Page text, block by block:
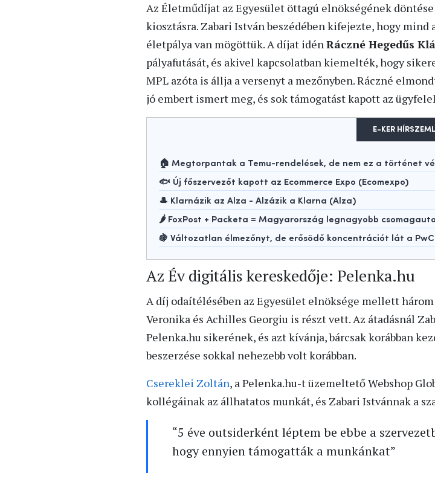
Az Életműdíjat az Egyesület öttagú elnökségének
kiosztásra. Zabari István beszédében kifejezte, hogy
életpálya van mögöttük. A díjat idénRáczné Hegedűs
pályafutását, és akivel kapcsolatban kiemelték, hogy
MPL azóta is állja a versenyt a mezőnyben. Ráczné
jó embert ismert meg, és sok támogatást kapott az
E-KER
🏠 Megtorpantak a Temu-rendelések, de nem ez a történet
🐟 Új főszervezőt kapott az Ecommerce Expo (Ecomexpo)
🎩 Klarnázik az Alza - Alzázik a Klarna (Alza)
🌶️ FoxPost + Packeta = Magyarország legnagyobb
🍇 Változatlan élmezőnyt, de erősödő koncentrációt lát a
Az Év digitális kereskedője: Pelenka.hu
A díj odaítélésében az Egyesület elnöksége mellett
Veronika és Achilles Georgiu is részt vett. Az átadásnál
Pelenka.hu sikerének, és azt kívánja, bárcsak korábban
beszerzése sokkal nehezebb volt korábban.
Csereklei Zoltán, a Pelenka.hu-t üzemeltető Webshop
kollégáinak az állhatatos munkát, és Zabari Istvánnak a
“5 éve outsiderként léptem be ebbe a
hogy ennyien támogatták a munkánkat”